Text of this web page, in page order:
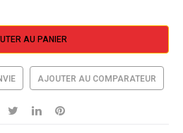
AU PANIER
AJOUTER AU COMPARATEUR